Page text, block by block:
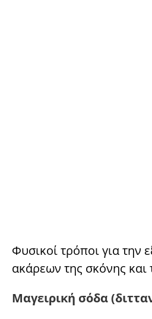
Φυσικοί τρόποι για την
ακάρεων της σκόνης και
Μαγειρική σόδα